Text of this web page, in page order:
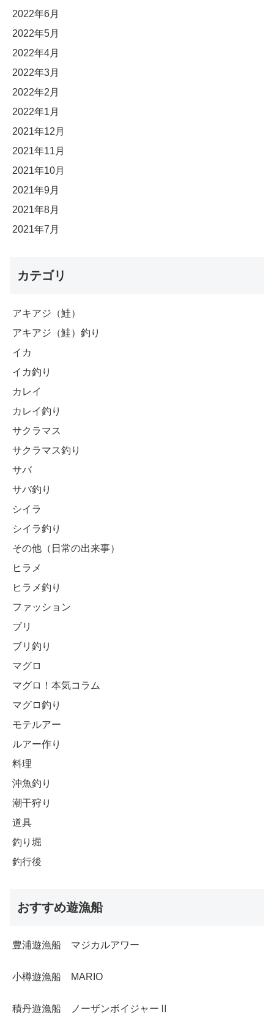
2022年6月
2022年5月
2022年4月
2022年3月
2022年2月
2022年1月
2021年12月
2021年11月
2021年10月
2021年9月
2021年8月
2021年7月
カテゴリ
アキアジ（鮭）
アキアジ（鮭）釣り
イカ
イカ釣り
カレイ
カレイ釣り
サクラマス
サクラマス釣り
サバ
サバ釣り
シイラ
シイラ釣り
その他（日常の出来事）
ヒラメ
ヒラメ釣り
ファッション
ブリ
ブリ釣り
マグロ
マグロ！本気コラム
マグロ釣り
モテルアー
ルアー作り
料理
沖魚釣り
潮干狩り
道具
釣り堀
釣行後
おすすめ遊漁船
豊浦遊漁船 マジカルアワー
小樽遊漁船 MARIO
積丹遊漁船 ノーザンボイジャーⅡ